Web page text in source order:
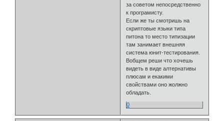
за советом непосредственно
к програмисту.
Если же ты смотришь на
скриптовые языки типа
питона то место типизации
там занимает внешняя
система юнит-тестирования.
Вобщем реши что хочешь
видеть в виде алтернативы
плюсам и екакими
свойствами оно жолжно
обладать.
0